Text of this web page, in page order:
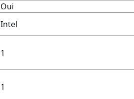
Oui
Intel
1
1